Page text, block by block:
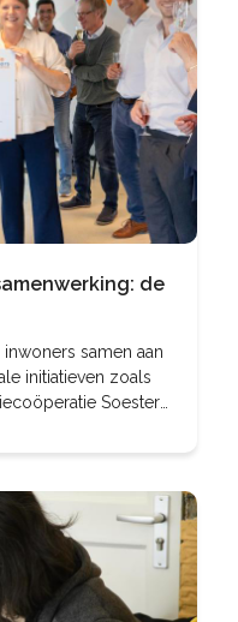
de
samen aan
initiatieven zoals
Soester